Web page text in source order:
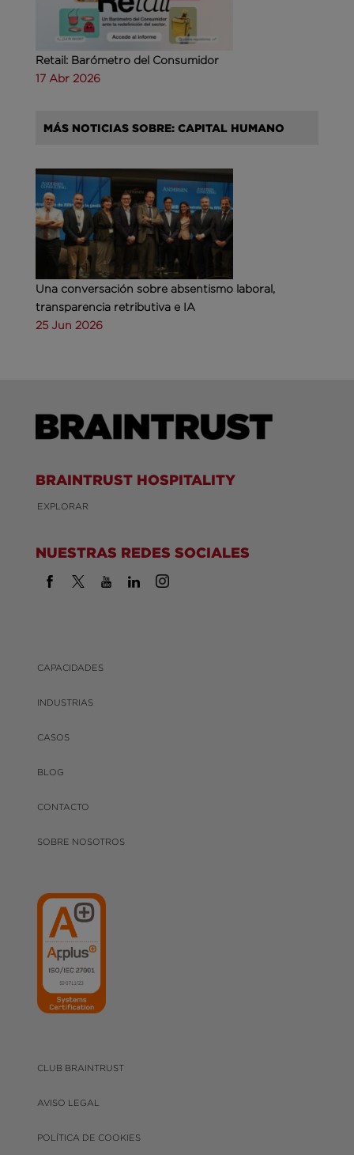
Retail: Barómetro del Consumidor
17 Abr 2026
MÁS NOTICIAS SOBRE: CAPITAL HUMANO
Una conversación sobre absentismo laboral,
transparencia retributiva e IA
25 Jun 2026
BRAINTRUST HOSPITALITY
EXPLORAR
NUESTRAS REDES SOCIALES
CAPACIDADES
INDUSTRIAS
CASOS
BLOG
CONTACTO
SOBRE NOSOTROS
CLUB BRAINTRUST
AVISO LEGAL
POLÍTICA DE COOKIES